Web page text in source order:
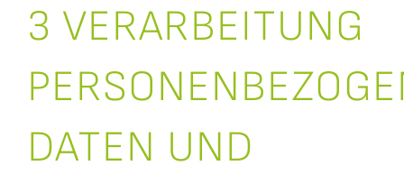
3 VERARBEITUNG
DATEN UND